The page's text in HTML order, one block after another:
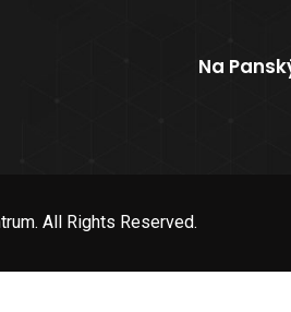
Na
All Rights Reserved.